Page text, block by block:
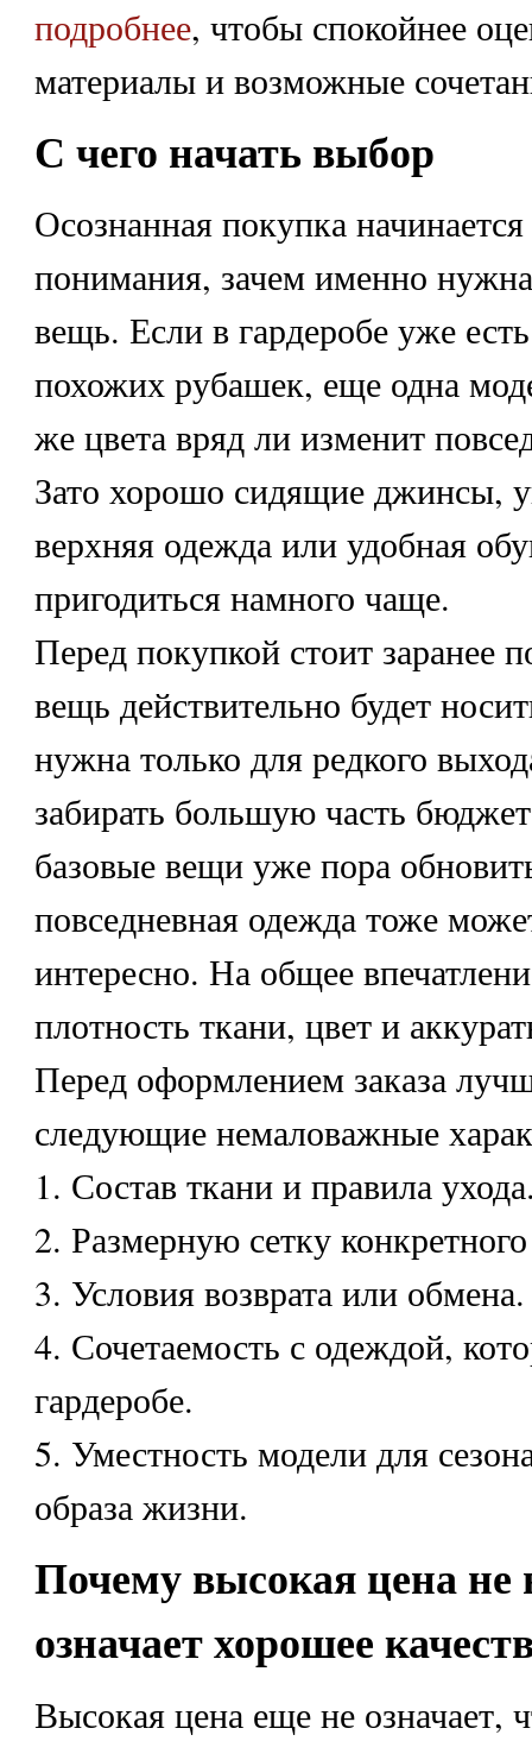
подробнее, чтобы спокойнее
материалы и возможные
С чего начать выбор
Осознанная покупка
понимания, зачем именно
вещь. Если в гардеробе уже
похожих рубашек, еще одна
же цвета вряд ли изменит
Зато хорошо сидящие джинсы,
верхняя одежда или удобная
пригодиться намного чаще.
Перед покупкой стоит заранее
вещь действительно будет
нужна только для редкого
забирать большую часть
базовые вещи уже пора
повседневная одежда тоже
интересно. На общее
плотность ткани, цвет и
Перед оформлением заказа
следующие немаловажные
1. Состав ткани и правила
2. Размерную сетку
3. Условия возврата или обмена.
4. Сочетаемость с одеждой,
гардеробе.
5. Уместность модели для
образа жизни.
Почему высокая цена не
означает хорошее
Высокая цена еще не означает,